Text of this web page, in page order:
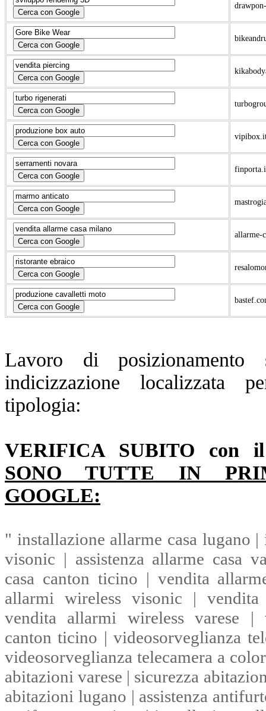
allarme-
Lavoro di
indicizzazione localizzata
tipologia:
VERIFICA SUBITO con
SONO TUTTE IN
GOOGLE:
" installazione allarme casa lugano |
visonic | assistenza allarme casa
casa canton ticino | vendita
allarmi wireless visonic |
vendita allarmi wireless varese |
canton ticino | videosorveglianza
videosorveglianza telecamera a
abitazioni varese | sicurezza
abitazioni lugano | assistenza